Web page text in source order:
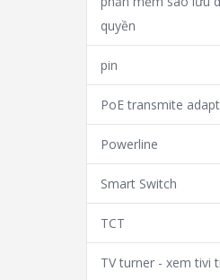
quyền
pin
PoE transmite
Powerline
Smart Switch
TCT
TV turner - xem tivi